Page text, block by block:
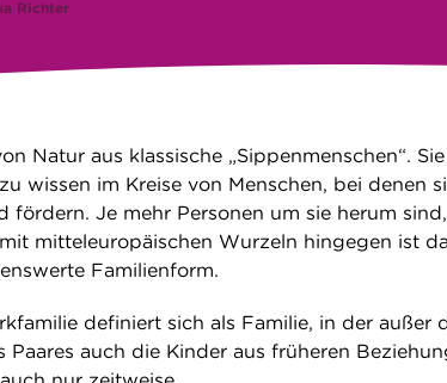
Richter
Natur aus klassische „Sippenmenschen“.
wissen im Kreise von Menschen, bei denen
fördern. Je mehr Personen um sie herum
mitteleuropäischen Wurzeln hingegen ist
Familienform.
definiert sich als Familie, in der außer
Paares auch die Kinder aus früheren